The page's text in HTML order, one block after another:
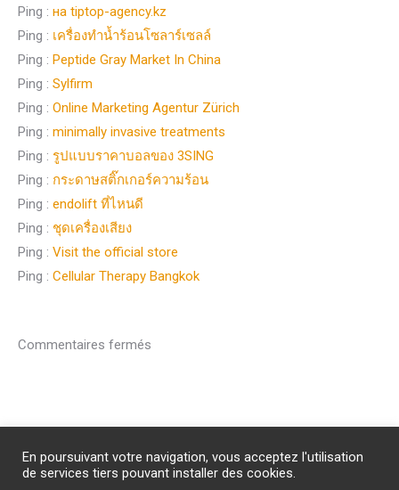
Ping : на tiptop-agency.kz
Ping : เครื่องทำน้ำร้อนโซลาร์เซลล์
Ping : Peptide Gray Market In China
Ping : Sylfirm
Ping : Online Marketing Agentur Zürich
Ping : minimally invasive treatments
Ping : รูปแบบราคาบอลของ 3SING
Ping : กระดาษสติ๊กเกอร์ความร้อน
Ping : endolift ที่ไหนดี
Ping : ชุดเครื่องเสียง
Ping : Visit the official store
Ping : Cellular Therapy Bangkok
Commentaires fermés
PROTECTION DES DONNEES PERSONNELLES
En poursuivant votre navigation, vous acceptez l'utilisation
de services tiers pouvant installer des cookies.